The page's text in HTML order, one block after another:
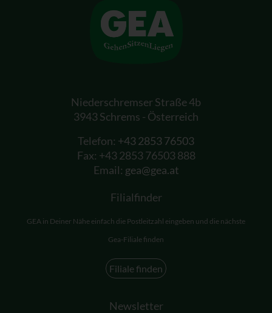
Niederschremser Straße 4b
3943 Schrems - Österreich
Telefon: +43 2853 76503
Fax: +43 2853 76503 888
Email: gea@gea.at
Filialfinder
GEA in Deiner Nähe einfach die Postleitzahl eingeben und die nächste
Gea-Filiale finden
Filiale finden
Newsletter